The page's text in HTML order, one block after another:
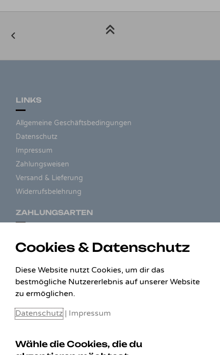
LINKS
Allgemeine Geschäftsbedingungen
Datenschutz
Impressum
Zahlungsweisen
Versand & Lieferung
Widerrufsbelehrung
ZAHLUNGSARTEN
Cookies & Datenschutz
Diese Website nutzt Cookies, um dir das
bestmögliche Nutzererlebnis auf unserer Website
zu ermöglichen.
Datenschutz | Impressum
Wähle die Cookies, die du